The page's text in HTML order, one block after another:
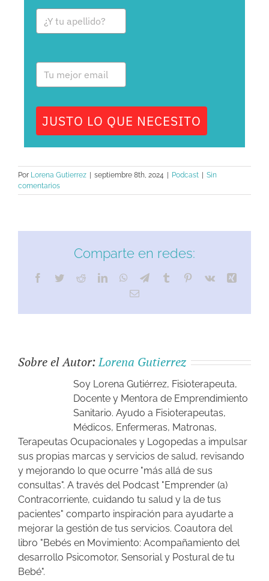
JUSTO LO QUE NECESITO
Por Lorena Gutierrez septiembre 8th, 2024 Podcast
Sin
comentarios
Comparte en redes:
Sobre el Autor:Lorena Gutierrez
Soy Lorena Gutiérrez, Fisioterapeuta,
Docente y Mentora de Emprendimiento
Sanitario. Ayudo a Fisioterapeutas,
Médicos, Enfermeras, Matronas,
Terapeutas Ocupacionales y Logopedas a impulsar
sus propias marcas y servicios de salud, revisando
y mejorando lo que ocurre "más allá de sus
consultas". A través del Podcast "Emprender (a)
Contracorriente, cuidando tu salud y la de tus
pacientes" comparto inspiración para ayudarte a
mejorar la gestión de tus servicios. Coautora del
libro "Bebés en Movimiento: Acompañamiento del
desarrollo Psicomotor, Sensorial y Postural de tu
Bebé".